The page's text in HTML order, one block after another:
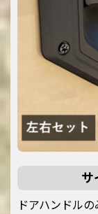
サ
ドアハンドル